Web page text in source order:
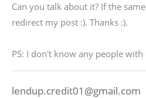
Can you talk about it? If the
redirect my post :). Thanks :).
PS: I don't know any people
lendup.credit01@gmail.com